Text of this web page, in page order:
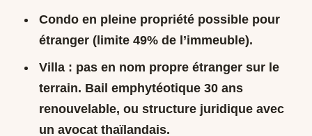
Condo en pleine propriété possible pour
étranger (limite 49% de l’immeuble).
Villa : pas en nom propre étranger sur le
terrain. Bail emphytéotique 30 ans
renouvelable, ou structure juridique avec
un avocat thaïlandais.